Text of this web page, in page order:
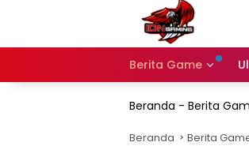
Berita Game
Beranda - Berita
Beranda Berita